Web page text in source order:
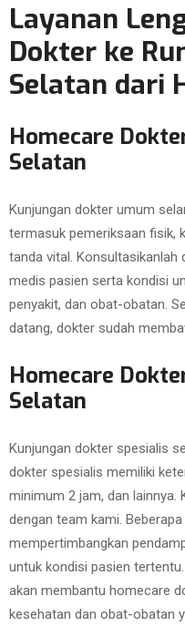
Layanan
Dokter ke
Selatan dari
Homecare
Selatan
Kunjungan dokter umum
termasuk pemeriksaan fisik,
tanda vital. Konsultasikanlah
medis pasien serta kondisi
penyakit, dan obat-obatan.
datang, dokter sudah
Homecare
Selatan
Kunjungan dokter spesialis
dokter spesialis memiliki
minimum 2 jam, dan lainnya.
dengan team kami.
mempertimbangkan
untuk kondisi pasien
akan membantu homecare
kesehatan dan obat-obatan